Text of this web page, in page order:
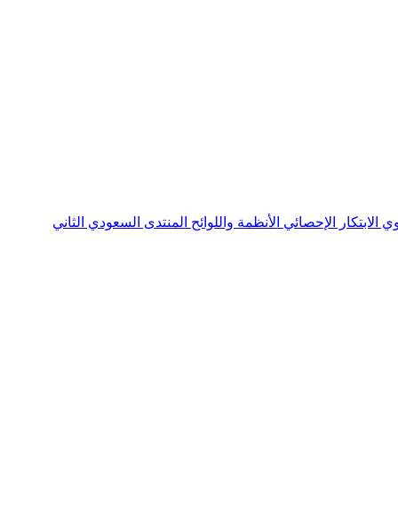
الابتكار الإحصائي الأنظمة واللوائح المنتدى السعودي الثاني